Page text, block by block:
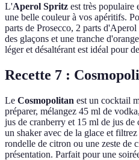
L'Aperol Spritz est très populaire
une belle couleur à vos apéritifs.
parts de Prosecco, 2 parts
des glaçons et une tranche
léger et désaltérant est idéal pour
Recette 7 :
Le Cosmopolitan est un cocktail
préparer, mélangez 45 ml de
jus de cranberry et 15 ml de jus
un shaker avec de la glace et
rondelle de citron ou une zeste de
présentation. Parfait pour une